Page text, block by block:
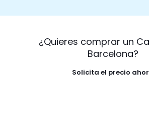
¿Quieres comprar un
Barcelona?
Solicita el precio